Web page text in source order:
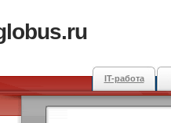
IT-работа